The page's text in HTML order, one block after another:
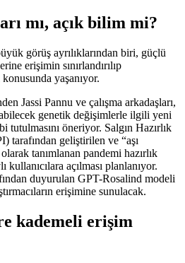
mı, açık bilim mi?
görüş ayrılıklarından biri, güçlü
erişimin sınırlandırılıp
konusunda yaşanıyor.
Jassi Pannu ve çalışma arkadaşları,
genetik değişimlerle ilgili yeni
öneriyor. Salgın Hazırlık
geliştirilen ve “aşı
tanımlanan pandemi hazırlık
açılması planlanıyor.
duyurulan GPT-Rosalind modeli
erişimine sunulacak.
kademeli erişim